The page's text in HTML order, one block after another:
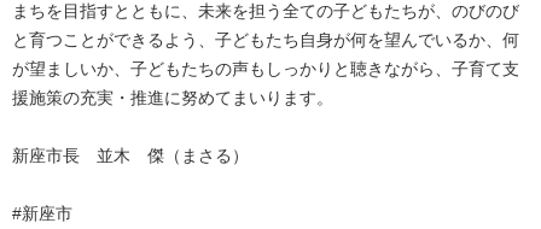
まちを目指すとともに、未来を担う全ての子どもたちが、のびのび
と育つことができるよう、子どもたち自身が何を望んでいるか、何
が望ましいか、子どもたちの声もしっかりと聴きながら、子育て支
援施策の充実・推進に努めてまいります。
新座市長 並木 傑（まさる）
#新座市